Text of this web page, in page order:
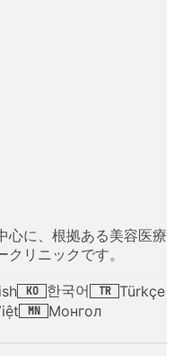
心に、根拠ある美容医療
リニックです。
KO 한국어 TR Türkçe
MN Монгол